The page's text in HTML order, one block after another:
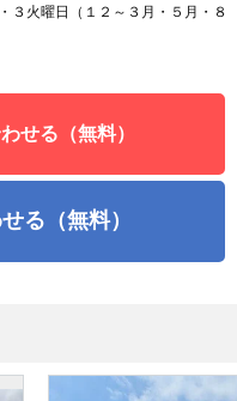
３火曜日（１２～３月・５月・８
せる（無料）
る（無料）